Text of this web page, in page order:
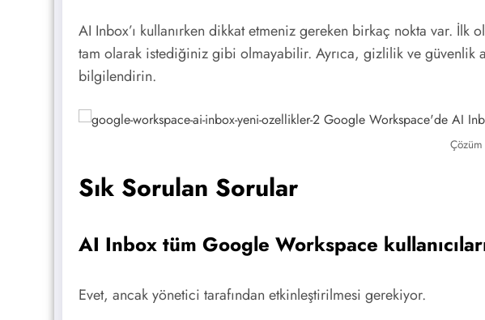
AI Inbox’ı kullanırken dikkat etmeniz gereken birkaç nokta var.
tam olarak istediğiniz gibi olmayabilir. Ayrıca, gizlilik ve güvenlik
bilgilendirin.
Sık Sorulan Sorular
AI Inbox tüm Google Workspace
Evet, ancak yönetici tarafından etkinleştirilmesi gerekiyor.